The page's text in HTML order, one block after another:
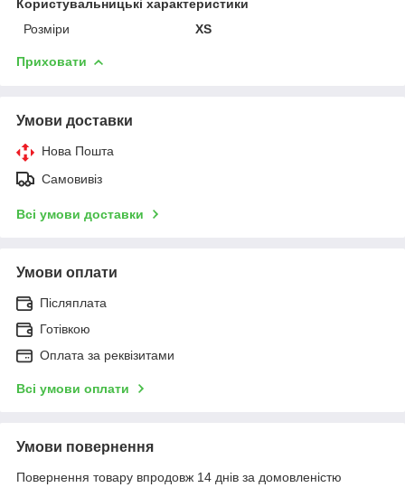
Користувальницькі характеристики
Розміри
XS
Приховати
Умови доставки
Нова Пошта
Самовивіз
Всі умови доставки
Умови оплати
Післяплата
Готівкою
Оплата за реквізитами
Всі умови оплати
Умови повернення
Повернення товару впродовж 14 днів за домовленістю